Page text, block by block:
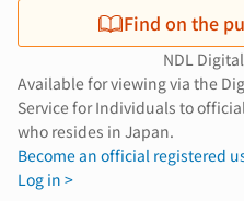
Find on the
NDL
Available for viewing via the
Service for Individuals to
who resides in Japan.
Become an official registered
Log in >